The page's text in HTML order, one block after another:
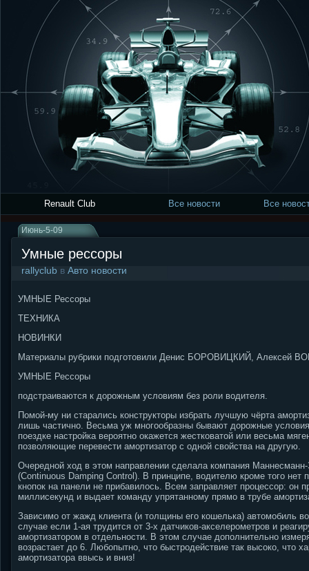
Renault Club Все новости Все
Июнь-5-09
Умные рессоры
rallyclub в Авто новости
УМНЫЕ Рессоры
ТЕХНИКА
НОВИНКИ
Материалы рубрики подготовили Денис БОРОВИЦКИЙ, Алексей
УМНЫЕ Рессоры
подстраиваются к дорожным условиям без роли водителя.
Помой-му ни старались конструкторы избрать лучшую чёрта
лишь частично. Весьма уж многообразны бывают дорожные
поездке настройка вероятно окажется жестковатой или весьма
позволяющие перевести амортизатор с одной свойства на другую.
Очередной ход в этом направлении сделала компания
(Continuous Damping Control). В принципе, водителю кроме того нет
кнопок на панели не прибавилось. Всем заправляет процессор: он
миллисекунд и выдает команду упрятанному прямо в трубе
Зависимо от жажд клиента (и толщины его кошелька) автомобиль
случае если 1-ая трудится от 3-х датчиков-акселерометров и
амортизатором в отдельности. В этом случае дополнительно
возрастает до 6. Любопытно, что быстродействие так высоко, что
амортизатора ввысь и вниз!